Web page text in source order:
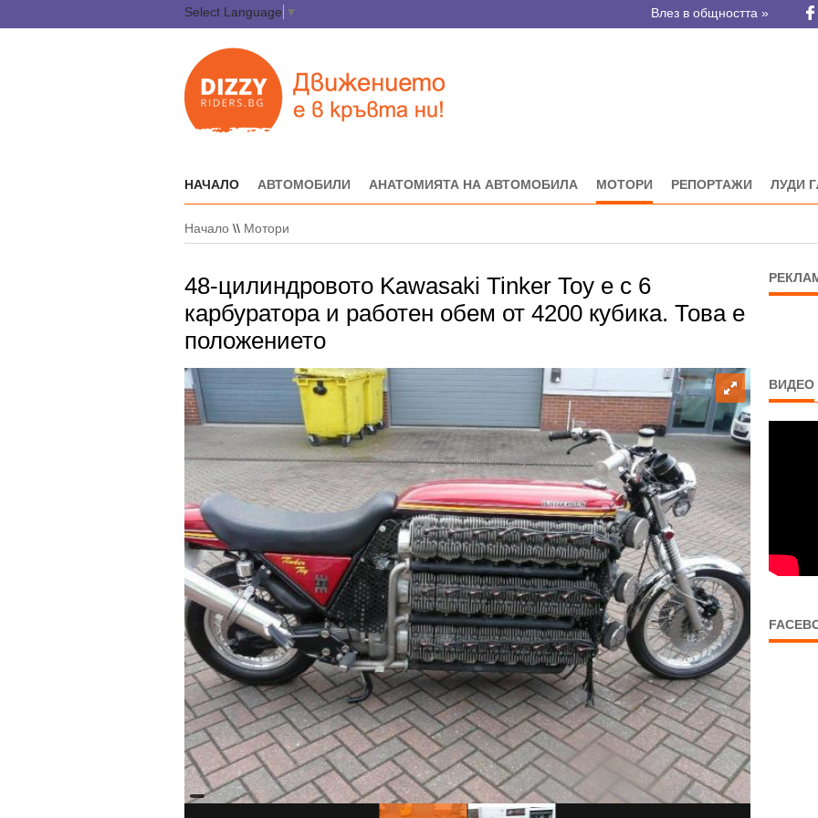
Select Language ▼ Влез в общността »
НАЧАЛО АВТОМОБИЛИ АНАТОМИЯТА НА АВТОМОБИЛА МОТОРИ РЕПОРТАЖИ ЛУДИ
Начало \\ Мотори
48-цилиндровото Kawasaki Tinker Toy е с 6
карбуратора и работен обем от 4200 кубика. Това е
положението
ВИДЕО